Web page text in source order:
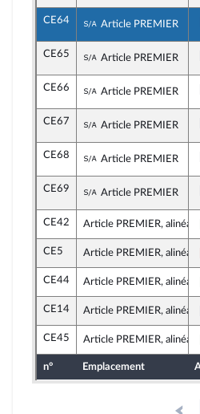
CE64 Sous-
Article PREMIER
CE65 Sous-
Article PREMIER
CE66 Sous-
Article PREMIER
CE67 Sous-
Article PREMIER
CE68 Sous-
Article PREMIER
CE69 Sous-
Article PREMIER
CE42 Article PREMIER, alinéa 2
CE5 Article PREMIER, alinéa 3
CE44 Article PREMIER, alinéa 3
CE14 Article PREMIER, alinéa 3
CE45 Article PREMIER, alinéa 3
n° Emplacement